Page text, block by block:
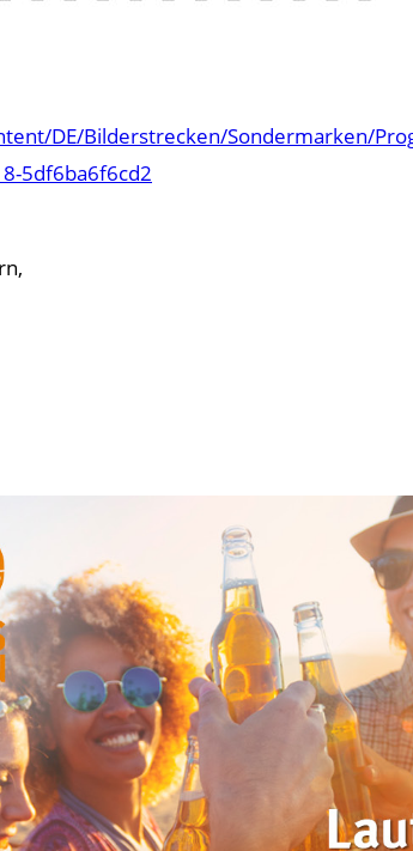
DE/Bilderstrecken/Sondermarken/
5df6ba6f6cd2